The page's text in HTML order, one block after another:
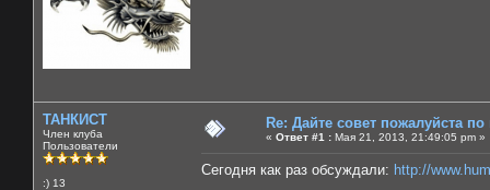
ТАНКИСТ
Член клуба
Пользователи
:) 13
Re: Дайте совет пожалуйста
« Ответ #1 : Мая 21, 2013, 21:49:05 pm »
Сегодня как раз обсуждали: http://